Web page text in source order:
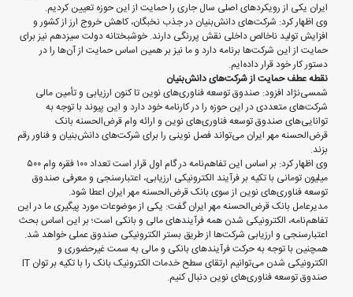
ایران یکی از رویکردهای اصلی سال جاری را حمایت از این حوزه تعیین کردیم.
وی اظهار کرد: شرکت‌های دانش‌بنیان در جذب نخبگان، کاهش خروج ارز از کشور و
افزایش تولید ناخالص داخلی نقش پررنگی دارند. خوشبختانه دولت سیزدهم نیز برای
حمایت از این شرکت‌ها برنامه دارد و ما نیز بر همین اساس حمایت از آن‌ها را در
دستور کار خود قرار داده‌ایم.
نقطه عطف حمایت از شرکت‌های دانش‌بنیان
شمسی‌نژاد افزود: صندوق توسعه فناوری‌های نوین تا کنون ارزیابی و تأمین مالی
شرکت‌‌های متعددی در این حوزه را در کارنامه خود دارد و این پیوند با توجه به
توانایی‌های صندوق توسعه فناوری‌های نوین و ارائه وام قرض‌الحسنه بانک
قرض‌الحسنه مهر ایران می‌تواند فصل نوینی را برای شرکت‌های دانش‌بنیان و فناور رقم
بزند.
وی اظهار کرد: بر اساس این تفاهم‌نامه در گام اول قرار است تعداد ۱۰۰ فقره وام ۵۰۰
میلیون تومانی با تکیه بر فرآیند الکترونیکی ارزیابی، اعتبارسنجی و معرفی صندوق
توسعه فناوری‌های نوین از سوی بانک قرض‌الحسنه مهر ایران اعطا شود.
مدیرعامل بانک قرض‌الحسنه مهر ایران گفت: یکی از موضوعات مورد پیگیری ما در این
تفاهم‌نامه، الکترونیکی شدن همه فرآیندهای مالی و بانکی است؛ بر این اساس بحث
اعتبارسنجی و ارزیابی شرکت‌ها از طریق بستر الکترونیکی صندوق عملی خواهد شد.
همچنین با توجه به حرکت فرآیندهای بانکی و مالی به سمت غیرحضوری و
الکترونیکی شدن می‌توانیم ارتقای سطح خدمات الکترونیک بانک را با تکیه بر توان IT
صندوق توسعه فناوری‌های نوین دنبال کنیم.